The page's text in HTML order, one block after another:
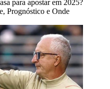
para apostar em 2025?
Prognóstico e Onde